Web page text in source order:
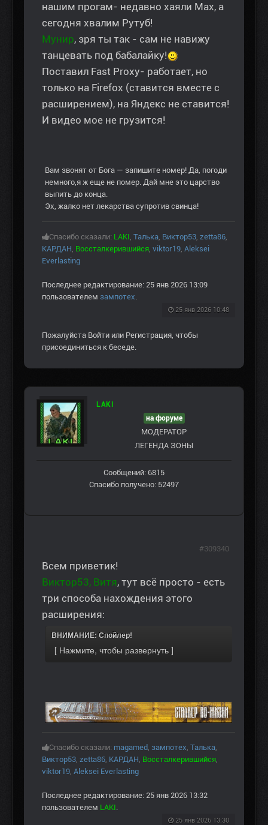
нашим прогам- недавно хаяли Мах, а
сегодня хвалим Рутуб!
Мунир, зря ты так - сам не навижу
танцевать под бабалайку!
Поставил Fast Proxy- работает, но
только на Firefox (ставится вместе с
расширением), на Яндекс не ставится!
И видео мое не грузится!
Вам звонят от Бога — запишите номер! Да, погоди
немного,я ж еще не помер. Дай мне это царство
выпить до конца.
Эх, жалко нет лекарства супротив свинца!
Спасибо сказали: LAKI, Талька, Виктор53, zetta86,
КАРДАН, Воссталкерившийся, viktor19, Aleksei
Everlasting
Последнее редактирование: 25 янв 2026 13:09
пользователем зампотех.
25 янв 2026 10:48
Пожалуйста Войти или Регистрация, чтобы
присоединиться к беседе.
LAKI
на форуме
МОДЕРАТОР
ЛЕГЕНДА ЗОНЫ
Сообщений: 6815
Спасибо получено: 52497
Всем приветик!
Виктор53, Витя, тут всё просто - есть
три способа нахождения этого
расширения:
ВНИМАНИЕ: Спойлер!
Спасибо сказали: magamed зампотех Талька
Виктор53 zetta86 КАРДАН Воссталкерившийся
viktor19 Aleksei Everlasting
Последнее редактирование: 25 янв 2026 13:32
пользователем LAKI
25 янв 2026 13:30
#309340